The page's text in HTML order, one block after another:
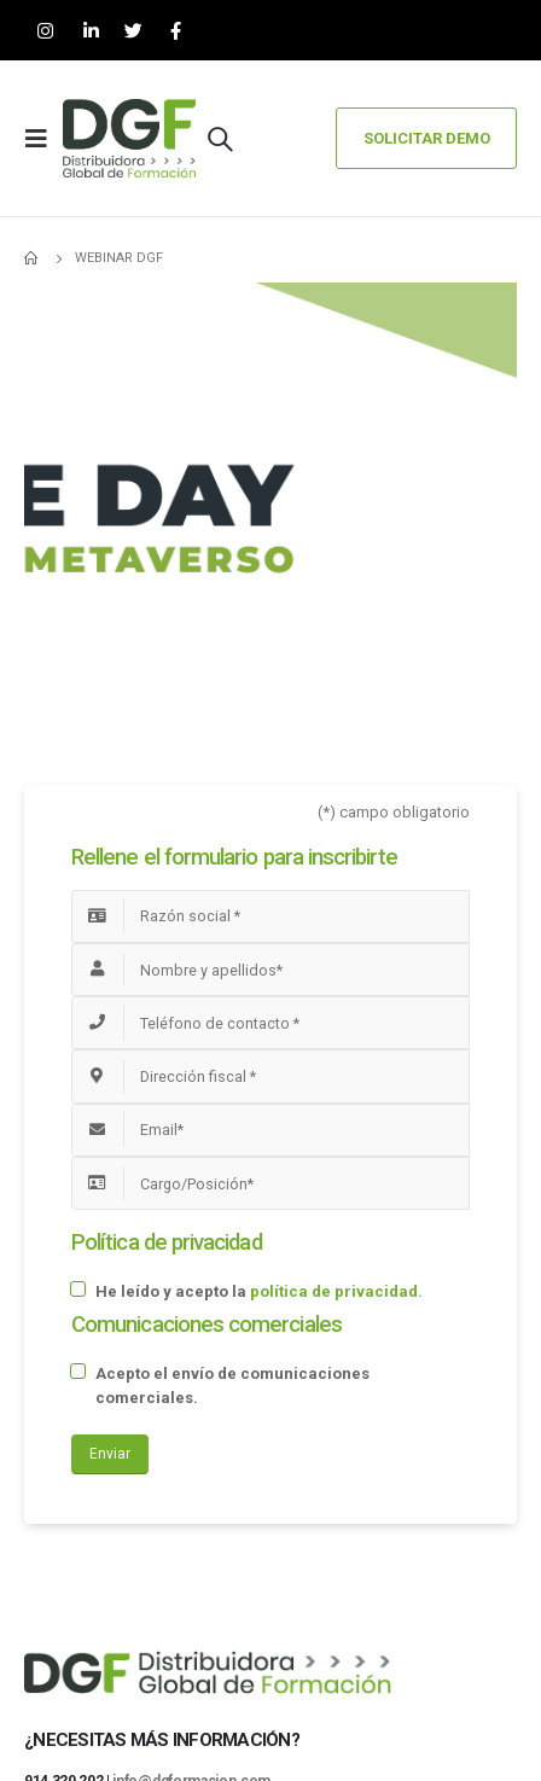
SOLICITAR DEMO
WEBINAR DGF
(*) campo obligatorio
Rellene el formulario para inscribirte
Política de privacidad
He leído y acepto la política de privacidad.
Comunicaciones comerciales
Acepto el envío de comunicaciones
comerciales.
Enviar
¿NECESITAS MÁS INFORMACIÓN?